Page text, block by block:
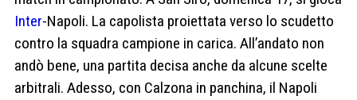
Inter-Napoli. La capolista proiettata verso lo scudetto
contro la squadra campione in carica. All’andato non
andò bene, una partita decisa anche da alcune scelte
arbitrali. Adesso, con Calzona in panchina, il Napoli